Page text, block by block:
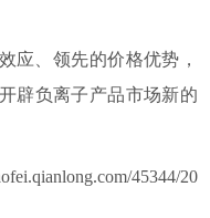
应、领先的价格优势，
辟负离子产品市场新的
45344/20